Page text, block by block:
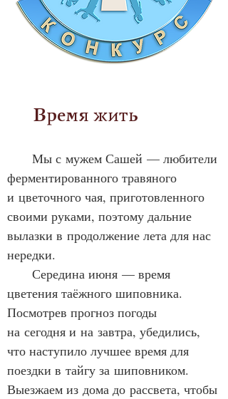
Время жить
Мы с мужем Сашей — любители
ферментированного травяного
и цветочного чая, приготовленного
своими руками, поэтому дальние
вылазки в продолжение лета для нас
нередки.
Середина июня — время
цветения таёжного шиповника.
Посмотрев прогноз погоды
на сегодня и на завтра, убедились,
что наступило лучшее время для
поездки в тайгу за шиповником.
Выезжаем из дома до рассвета, чтобы